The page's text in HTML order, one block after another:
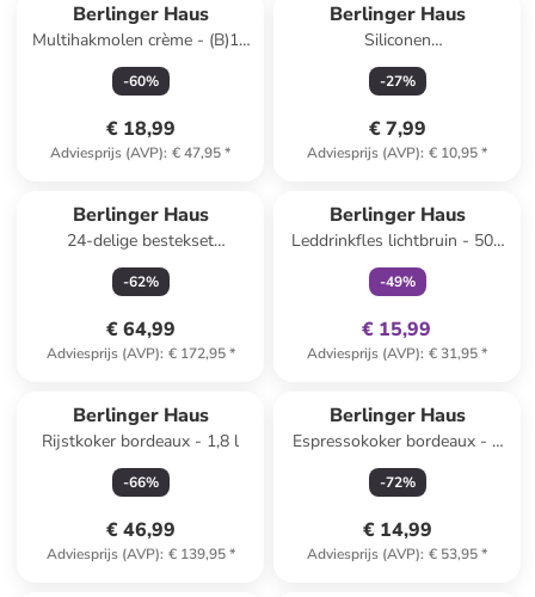
Berlinger Haus
Multihakmolen crème - (B)18
x (H)11,5 cm
-60%
€ 18,99
Adviesprijs (AVP): € 47,95*
Berlinger Haus
Siliconen
heteluchtfriteusemand crème
- (L)21 x (B)21 cm
-27%
€ 7,99
Adviesprijs (AVP): € 10,95*
Berlinger Haus
24-delige bestekset
goudkleurig
-62%
€ 64,99
Adviesprijs (AVP): € 172,95*
Berlinger Haus
Leddrinkfles lichtbruin - 500
ml
-49%
€ 15,99
Adviesprijs (AVP): € 31,95*
Berlinger Haus
Rijstkoker bordeaux - 1,8 l
-66%
€ 46,99
Adviesprijs (AVP): € 139,95*
Berlinger Haus
Espressokoker bordeaux - 9
koppen
-72%
€ 14,99
Adviesprijs (AVP): € 53,95*